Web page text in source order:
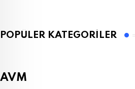
POPÜLER KATEGORILER
AVM